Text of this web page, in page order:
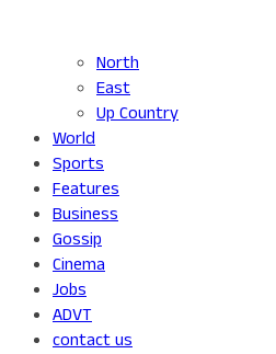
North
East
Up Country
World
Sports
Features
Business
Gossip
Cinema
Jobs
ADVT
contact us